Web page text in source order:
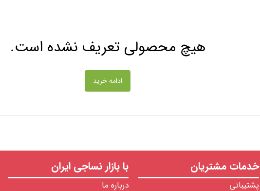
هیچ محصولی تعریف نشده است.
ادامه خرید
خدمات مشتریان
پشتیبانی
با بازار نساجی ایران
درباره ما